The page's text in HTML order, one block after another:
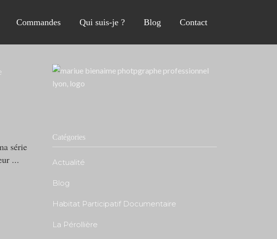
Commandes Qui suis-je ? Blog Contact
série
Catégories
Actualité
Blog
Habitat Participatif Documentaire
La Pérollière